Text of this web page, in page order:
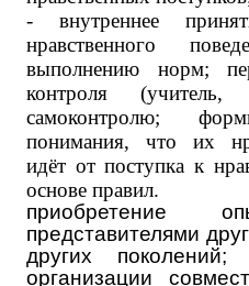
- внутреннее
нравственного
выполнению норм;
контроля
самоконтролю;
понимания, что их
идёт от поступка к
основе правил.
приобретение
представителями
других
организации